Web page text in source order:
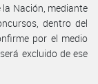
Nación, mediante
dentro del
por el medio
excluido de ese